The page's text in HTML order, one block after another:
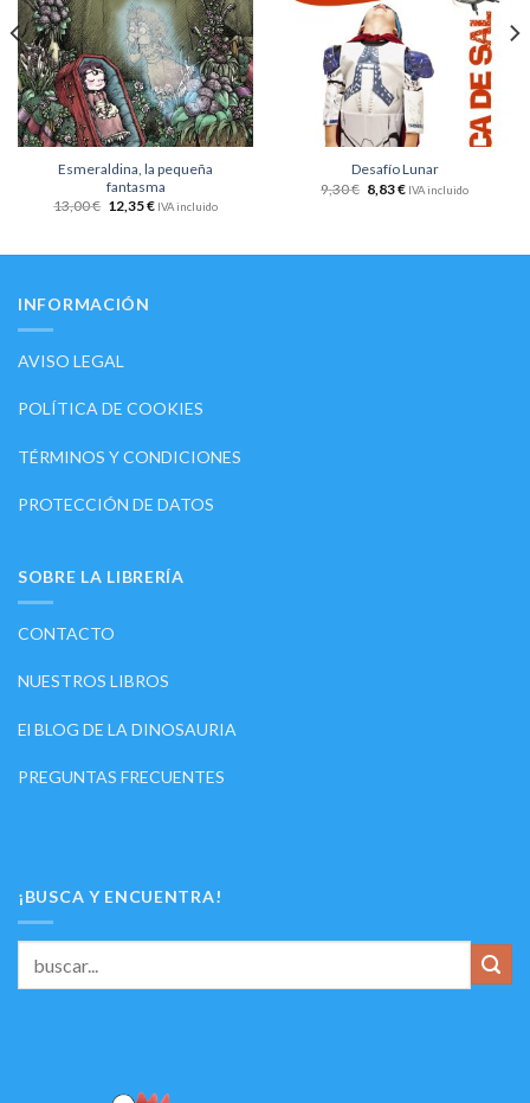
de
deseos
Esmeraldina, la pequeña
fantasma
13,00€ 12,35€ IVA incluido
de
deseos
Desafío Lunar
9,30€ 8,83€ IVA incluido
INFORMACIÓN
AVISO LEGAL
POLÍTICA DE COOKIES
TÉRMINOS Y CONDICIONES
PROTECCIÓN DE DATOS
SOBRE LA LIBRERÍA
CONTACTO
NUESTROS LIBROS
El BLOG DE LA DINOSAURIA
PREGUNTAS FRECUENTES
¡BUSCA Y ENCUENTRA!